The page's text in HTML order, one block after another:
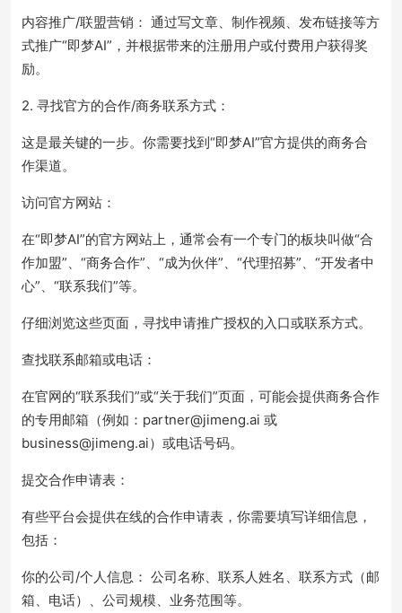
内容推广/联盟营销： 通过写文章、制作视频、发布链接等方
式推广“即梦AI”，并根据带来的注册用户或付费用户获得奖
励。
2. 寻找官方的合作/商务联系方式：
这是最关键的一步。你需要找到“即梦AI”官方提供的商务合
作渠道。
访问官方网站：
在“即梦AI”的官方网站上，通常会有一个专门的板块叫做“合
作加盟”、“商务合作”、“成为伙伴”、“代理招募”、“开发者中
心”、“联系我们”等。
仔细浏览这些页面，寻找申请推广授权的入口或联系方式。
查找联系邮箱或电话：
在官网的“联系我们”或“关于我们”页面，可能会提供商务合作
的专用邮箱（例如：partner@jimeng.ai 或
business@jimeng.ai）或电话号码。
提交合作申请表：
有些平台会提供在线的合作申请表，你需要填写详细信息，
包括：
你的公司/个人信息： 公司名称、联系人姓名、联系方式（邮
箱、电话）、公司规模、业务范围等。